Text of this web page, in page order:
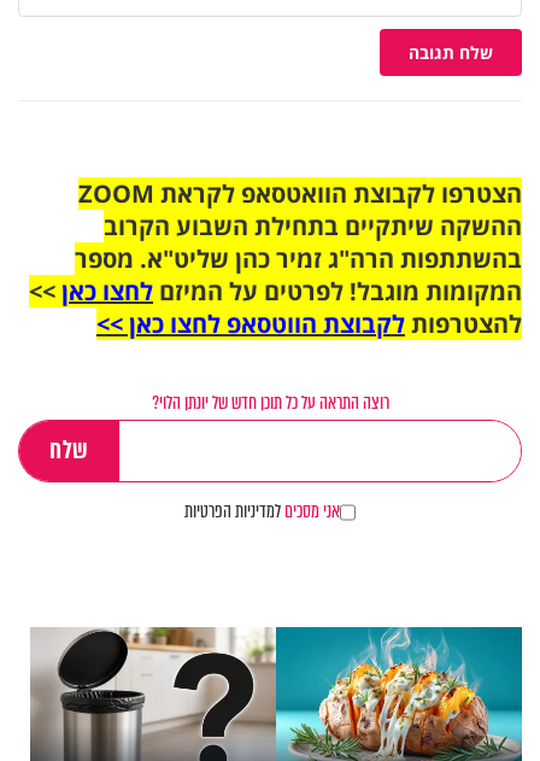
שלח תגובה
הצטרפו לקבוצת הוואטסאפ לקראת ZOOM
ההשקה שיתקיים בתחילת השבוע הקרוב
בהשתתפות הרה"ג זמיר כהן שליט"א. מספר
המקומות מוגבל! לפרטים על המיזם לחצו כאן>>
להצטרפותלקבוצת הווטסאפ לחצו כאן >>
רוצה התראה על כל תוכן חדש של יונתן הלוי?
אני מסכיםלמדיניות הפרטיות